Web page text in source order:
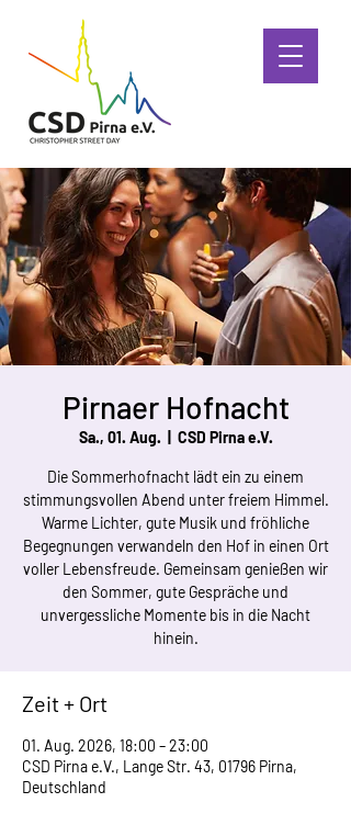
Pirnaer Hofnacht
Sa., 01. Aug.
  |
CSD Pirna e.V.
Die Sommerhofnacht lädt ein zu einem
stimmungsvollen Abend unter freiem Himmel.
Warme Lichter, gute Musik und fröhliche
Begegnungen verwandeln den Hof in einen Ort
voller Lebensfreude. Gemeinsam genießen wir
den Sommer, gute Gespräche und
unvergessliche Momente bis in die Nacht
hinein.
Zeit + Ort
01. Aug. 2026, 18:00 – 23:00
CSD Pirna e.V., Lange Str. 43, 01796 Pirna,
Deutschland